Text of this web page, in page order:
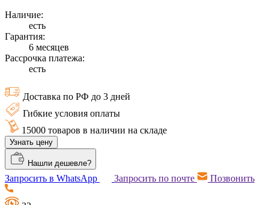
Наличие:
есть
Гарантия:
6 месяцев
Рассрочка платежа:
есть
Доставка по РФ до 3 дней
Гибкие условия оплаты
15000 товаров в наличии на складе
Узнать цену
Нашли дешевле?
Запросить в WhatsApp Запросить по почте Позвонить